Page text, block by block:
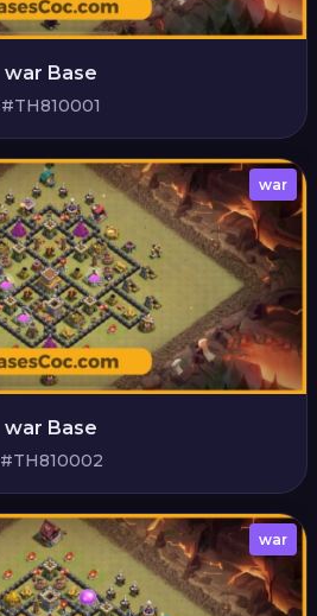
war Base
#TH810001
war
war Base
#TH810002
war